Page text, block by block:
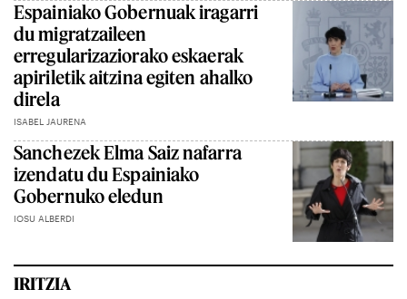
Espainiako Gobernuak iragarri
du migratzaileen
erregularizaziorako eskaerak
apiriletik aitzina egiten ahalko
direla
ISABEL JAURENA
Sanchezek Elma Saiz nafarra
izendatu du Espainiako
Gobernuko eledun
IOSU ALBERDI
IRITZIA